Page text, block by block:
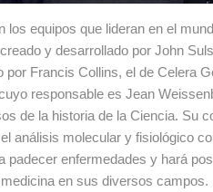
los equipos que lideran en el
y desarrollado por John
por Francis Collins, el de Celera
responsable es Jean
de la historia de la Ciencia. Su
análisis molecular y fisiológico
padecer enfermedades y hará
en sus diversos campos.